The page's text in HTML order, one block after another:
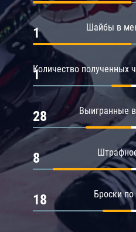
Шайбы в
1
Количество полученных
1
Выигранные
28
8
Броски
18